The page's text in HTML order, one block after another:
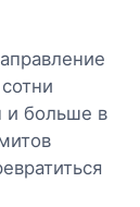
и больше в